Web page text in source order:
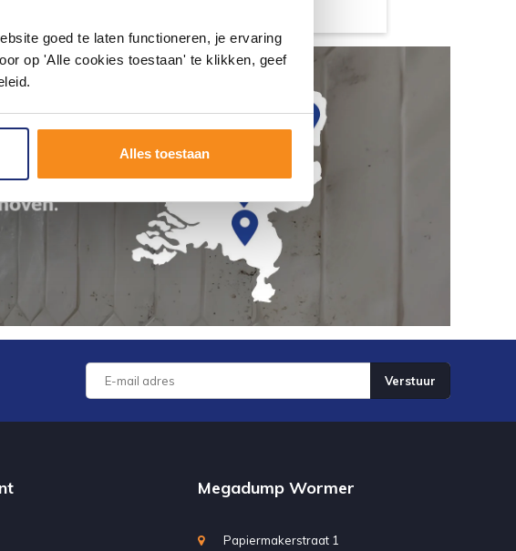
goed te laten functioneren, je ervaring
op 'Alle cookies toestaan' te klikken, geef
Alles toestaan
Verstuur
Megadump Wormer
Papiermakerstraat 1